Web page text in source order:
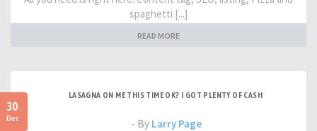
spaghetti [...]
READ MORE
30
Dec
LASAGNA ON ME THIS TIME OK? I GOT PLENTY OF CASH
- By Larry Page